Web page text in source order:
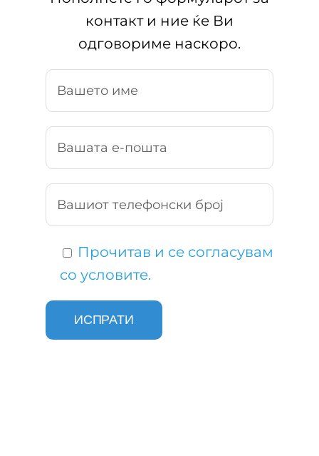
контакт и ние ќе Ви
одговориме наскоро.
Прочитав и се согласувам
со условите.